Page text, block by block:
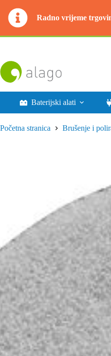
Radno vrijeme
Preskoči
Baterijski alati
Početna stranica Brušenje i